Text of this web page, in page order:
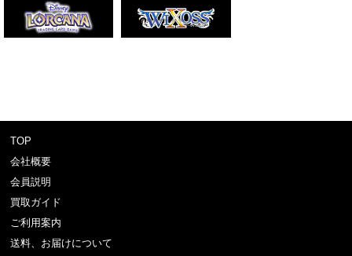
TOP
会社概要
会員説明
買取ガイド
ご利用案内
送料、お届けについて